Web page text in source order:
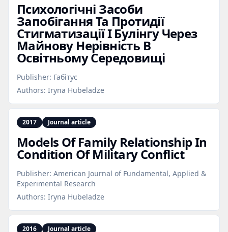
Психологічні Засоби
Запобігання Та Протидії
Стигматизації І Булінгу Через
Майнову Нерівність В
Освітньому Середовищі
Publisher: Габітус
Authors: Iryna Hubeladze
2017 Journal article
Models Of Family Relationship In
Condition Of Military Conflict
Publisher: American Journal of Fundamental, Applied &
Experimental Research
Authors: Iryna Hubeladze
2016 Journal article